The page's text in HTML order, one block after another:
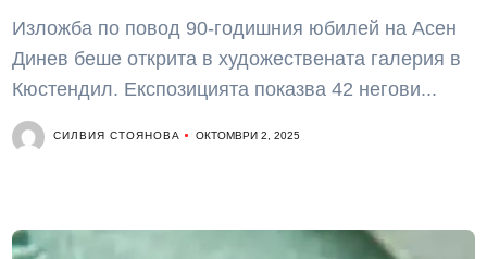
Изложба по повод 90-годишния юбилей на Асен
Динев беше открита в художествената галерия в
Кюстендил. Експозицията показва 42 негови...
СИЛВИЯ СТОЯНОВА ОКТОМВРИ 2, 2025